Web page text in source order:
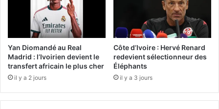
Yan Diomandé au Real
Madrid : l’Ivoirien devient le
transfert africain le plus cher
il y a 2 jours
Côte d’Ivoire : Hervé Renard
redevient sélectionneur des
Éléphants
il y a 3 jours